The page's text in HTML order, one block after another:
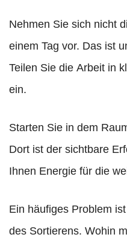
Nehmen Sie sich nicht
einem Tag vor. Das ist
Teilen Sie die Arbeit in
ein.
Starten Sie in dem
Dort ist der sichtbare
Ihnen Energie für die
Ein häufiges Problem
des Sortierens. Wohin